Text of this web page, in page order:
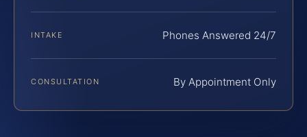
INTAKE Phones Answered 24/7
CONSULTATION By Appointment Only